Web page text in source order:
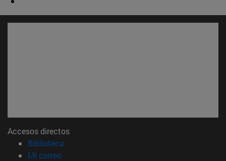
Accesos directos
Biblioteca
Mi correo(abre en nueva ventana)